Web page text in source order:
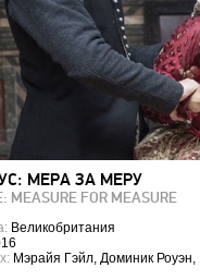
МЕРА ЗА МЕРУ
MEASURE FOR MEASURE
Великобритания
Мэрайя Гэйл, Доминик